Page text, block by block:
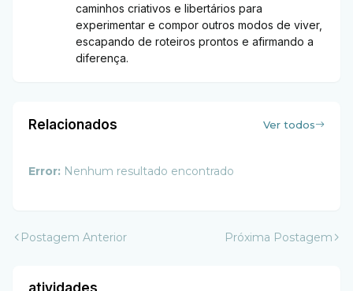
caminhos criativos e libertários para
experimentar e compor outros modos de viver,
escapando de roteiros prontos e afirmando a
diferença.
Relacionados Ver todos
Error: Nenhum resultado encontrado
Postagem Anterior Próxima Postagem